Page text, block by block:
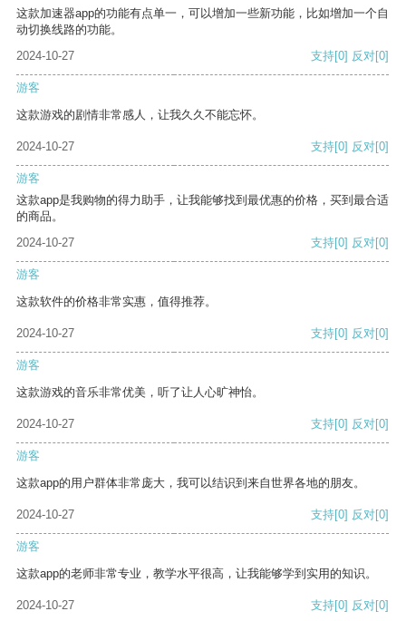
这款加速器app的功能有点单一，可以增加一些新功能，比如增加一个自
动切换线路的功能。
2024-10-27
支持[0] 反对[0]
游客
这款游戏的剧情非常感人，让我久久不能忘怀。
2024-10-27 支持[0] 反对[0]
游客
这款app是我购物的得力助手，让我能够找到最优惠的价格，买到最合适
的商品。
2024-10-27
支持[0] 反对[0]
游客
这款软件的价格非常实惠，值得推荐。
2024-10-27 支持[0] 反对[0]
游客
这款游戏的音乐非常优美，听了让人心旷神怡。
2024-10-27 支持[0] 反对[0]
游客
这款app的用户群体非常庞大，我可以结识到来自世界各地的朋友。
2024-10-27 支持[0] 反对[0]
游客
这款app的老师非常专业，教学水平很高，让我能够学到实用的知识。
2024-10-27 支持[0] 反对[0]